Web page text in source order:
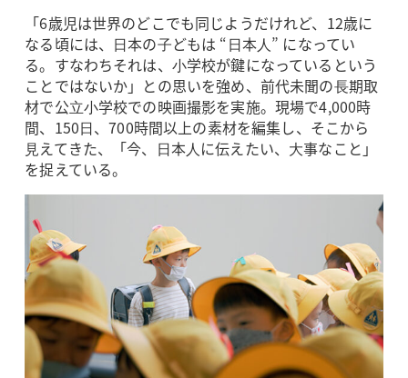
「6歳児は世界のどこでも同じようだけれど、12歳に
なる頃には、⽇本の⼦どもは “⽇本⼈” になってい
る。すなわちそれは、⼩学校が鍵になっているという
ことではないか」との思いを強め、前代未聞の⻑期取
材で公⽴⼩学校での映画撮影を実施。現場で4,000時
間、150⽇、700時間以上の素材を編集し、そこから
⾒えてきた、「今、⽇本⼈に伝えたい、⼤事なこと」
を捉えている。